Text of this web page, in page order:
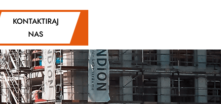
KONTAKTIRAJ
NAS